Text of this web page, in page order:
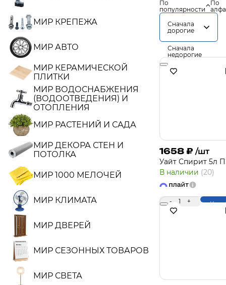
МИР КРЕПЕЖА
МИР АВТО
МИР КЕРАМИЧЕСКОЙ
ПЛИТКИ
МИР ВОДОСНАБЖЕНИЯ
(ВОДООТВЕДЕНИЯ) И
ОТОПЛЕНИЯ
МИР РАСТЕНИЙ И САДА
МИР ДЕКОРА СТЕН И
ПОТОЛКА
МИР 1000 МЕЛОЧЕЙ
МИР КЛИМАТА
МИР ДВЕРЕЙ
МИР СЕЗОННЫХ ТОВАРОВ
МИР СВЕТА
По
популярности
По
Сначала
дорогие
Сначала
недорогие
1658 ₽ /шт
Уайт Спирит 5л
В наличии (20)
- 1 +